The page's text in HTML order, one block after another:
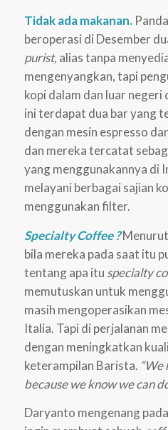
Tidak ada makanan.
beroperasi di Desember
purist, alias tanpa
mengenyangkan, tapi
kopi dalam dan luar
ini terdapat dua bar yang
dengan mesin espresso
dan mereka tercatat
yang menggunakannya di
melayani berbagai sajian
menggunakan filter.
Specialty Coffee ?
bila mereka pada saat itu
tentang apa itu specialty
memutuskan untuk
masih mengoperasikan
Italia. Tapi di perjalanan
dengan meningkatkan
keterampilan Barista.
because we know we can
Daryanto mengenang